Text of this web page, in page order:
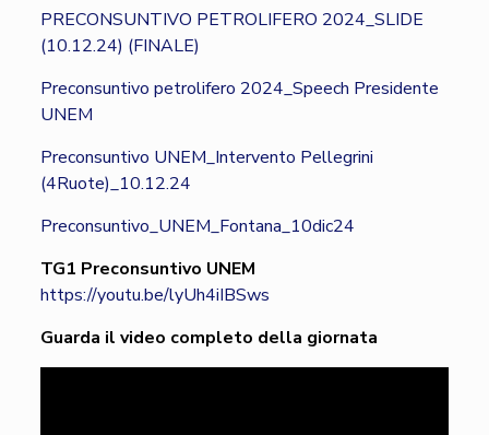
PRECONSUNTIVO PETROLIFERO 2024_SLIDE
(10.12.24) (FINALE)
Preconsuntivo petrolifero 2024_Speech Presidente
UNEM
Preconsuntivo UNEM_Intervento Pellegrini
(4Ruote)_10.12.24
Preconsuntivo_UNEM_Fontana_10dic24
TG1 Preconsuntivo UNEM
https://youtu.be/lyUh4iIBSws
Guarda il video completo della giornata